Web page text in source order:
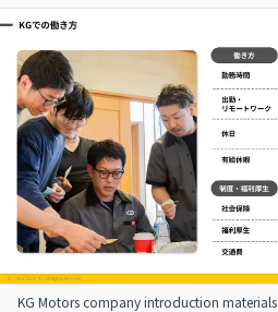
KG Motors company introduction materials